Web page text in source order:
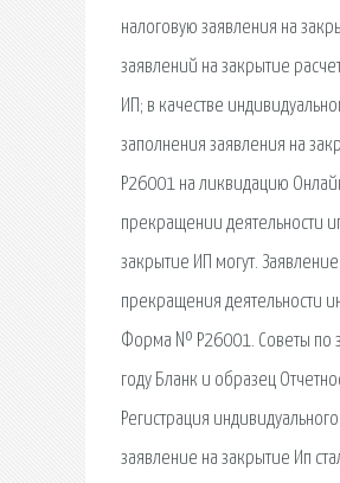
налоговую заявления на
заявлений на закрытие
ИП; в качестве
заполнения заявления на
Р26001 на ликвидацию
прекращении деятельности
закрытие ИП могут.
прекращения деятельности
Форма № Р26001. Советы по
году Бланк и образец
Регистрация
заявление на закрытие Ип